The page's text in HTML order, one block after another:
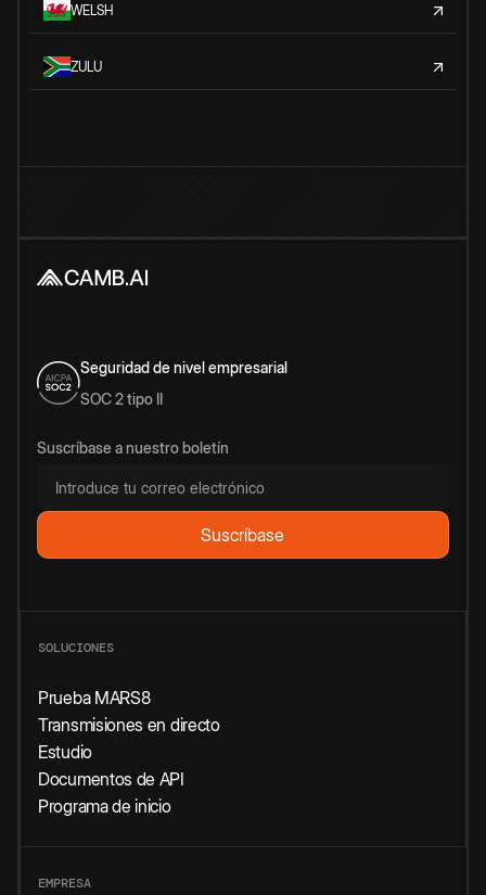
WELSH
ZULU
Seguridad de nivel empresarial
SOC 2 tipo II
Suscríbase a nuestro boletín
SOLUCIONES
Prueba MARS8
Transmisiones en directo
Estudio
Documentos de API
Programa de inicio
EMPRESA